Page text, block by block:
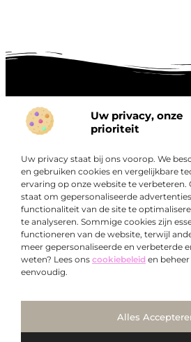
Uw privacy, onze
prioriteit
Uw privacy staat bij ons voorop. We
en gebruiken cookies en vergelijkbare
ervaring op onze website te verbeteren.
staat om gepersonaliseerde
functionaliteit van de site te
te analyseren. Sommige cookies zijn
functioneren van de website, terwijl
meer gepersonaliseerde en verbeterde
weten? Lees ons cookiebeleid en
eenvoudig.
Alles
Over
Bedrijf
“Ontdek een wereld van boeiende
je zowel inspireren als informeren.”
Bij Exclusiefbedrijf.nl draait alles om
kwalitatieve inzichten en verhalen die
verrijken en je uitdagen om verder te
Onze informatie